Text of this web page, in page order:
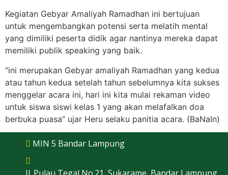
Kegiatan Gebyar Amaliyah Ramadhan ini bertujuan
untuk mengembangkan potensi serta melatih mental
yang dimiliki peserta didik agar nantinya mereka dapat
memiliki publik speaking yang baik.
“ini merupakan Gebyar amaliyah Ramadhan yang kedua
atau tahun kedua setelah tahun sebelumnya kita sukses
menggelar acara ini, hari ini kita mulai rekaman video
untuk siswa siswi kelas 1 yang akan melafalkan doa
berbuka puasa” ujar Heru selaku panitia acara. (BaNaIn)
MIN 5 Bandar Lampung